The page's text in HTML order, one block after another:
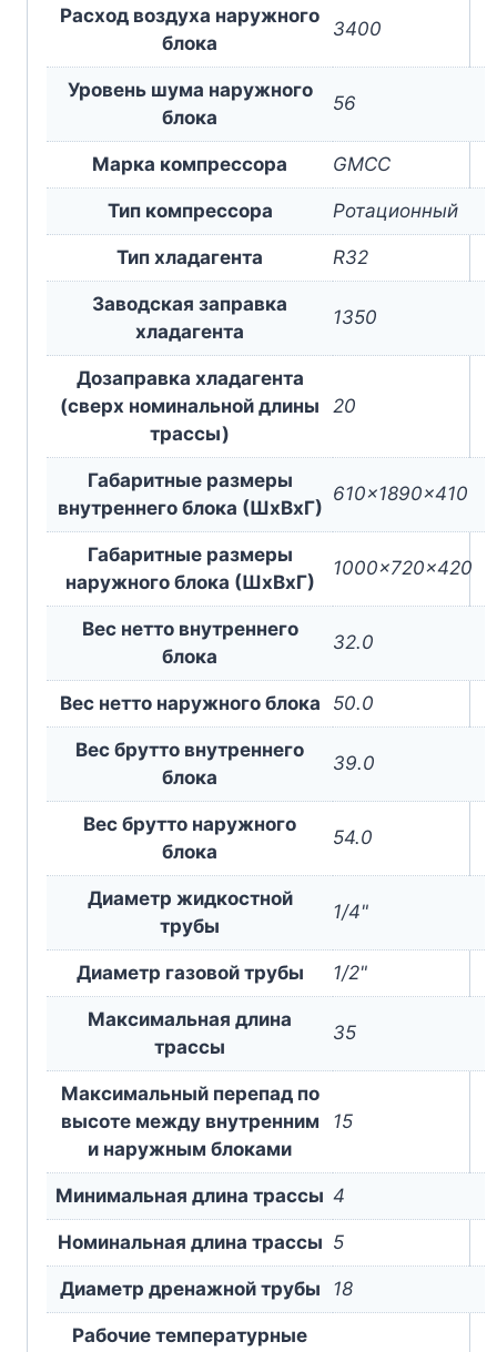
Расход воздуха наружного
блока
3400
Уровень шума наружного
блока
56
Марка компрессора GMCC
Тип компрессора Ротационный
Тип хладагента R32
Заводская заправка
хладагента
1350
Дозаправка хладагента
(сверх номинальной длины
трассы)
20
Габаритные размеры
внутреннего блока (ШxВxГ)
610x1890x410
Габаритные размеры
наружного блока (ШxВxГ)
1000x720x420
Вес нетто внутреннего
блока
32.0
Вес нетто наружного блока 50.0
Вес брутто внутреннего
блока
39.0
Вес брутто наружного
блока
54.0
Диаметр жидкостной
трубы
1/4"
Диаметр газовой трубы 1/2"
Максимальная длина
трассы
35
Максимальный перепад по
высоте между внутренним
и наружным блоками
15
Минимальная длина трассы 4
Номинальная длина трассы 5
Диаметр дренажной трубы 18
Рабочие температурные